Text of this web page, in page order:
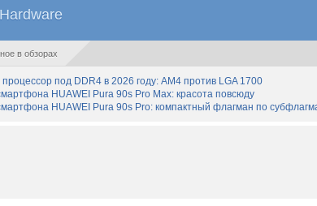
в обзорах
под DDR4 в 2026 году: AM4 против LGA 1700
HUAWEI Pura 90s Pro Max: красота повсюду
HUAWEI Pura 90s Pro: компактный флагман по